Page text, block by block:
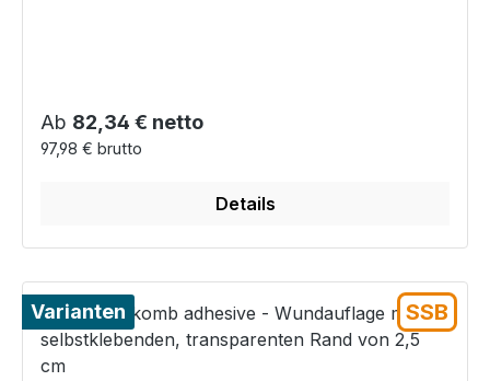
Regulärer Preis:
Ab 82,34 € netto
97,98 € brutto
Details
Varianten SSB